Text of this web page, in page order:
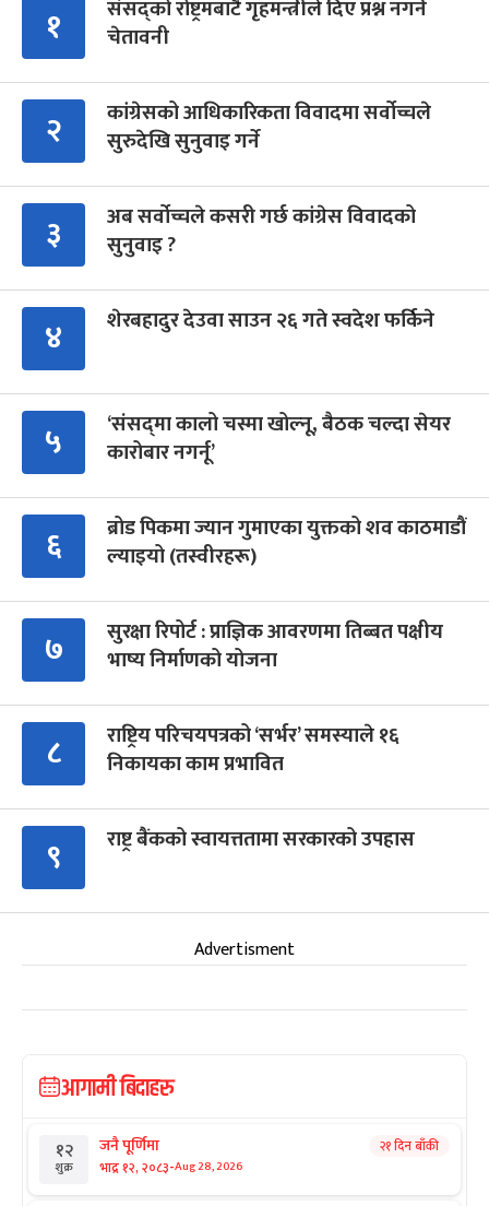
१
संसद्को रोष्ट्रमबाटै गृहमन्त्रीले दिए प्रश्न नगर्न
चेतावनी
२
कांग्रेसको आधिकारिकता विवादमा सर्वोच्चले
सुरुदेखि सुनुवाइ गर्ने
३
अब सर्वोच्चले कसरी गर्छ कांग्रेस विवादको
सुनुवाइ ?
४ शेरबहादुर देउवा साउन २६ गते स्वदेश फर्किने
५
‘संसद्‍मा कालो चस्मा खोल्नू, बैठक चल्दा सेयर
कारोबार नगर्नू’
६
ब्रोड पिकमा ज्यान गुमाएका युक्तको शव काठमाडौं
ल्याइयो (तस्वीरहरू)
७
सुरक्षा रिपोर्ट : प्राज्ञिक आवरणमा तिब्बत पक्षीय
भाष्य निर्माणको योजना
८
राष्ट्रिय परिचयपत्रको ‘सर्भर’ समस्याले १६
निकायका काम प्रभावित
९ राष्ट्र बैंकको स्वायत्ततामा सरकारको उपहास
Advertisment
आगामी बिदाहरु
१२
शुक्र
जनै पूर्णिमा
भाद्र १२, २०८३-Aug 28, 2026
२१ दिन बाँकी